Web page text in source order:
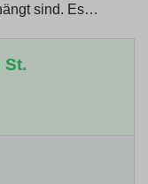
sind. Es…
St.